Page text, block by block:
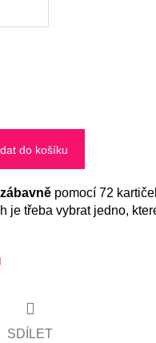
do košíku
pomocí 72
je třeba vybrat jedno,
SDÍLET